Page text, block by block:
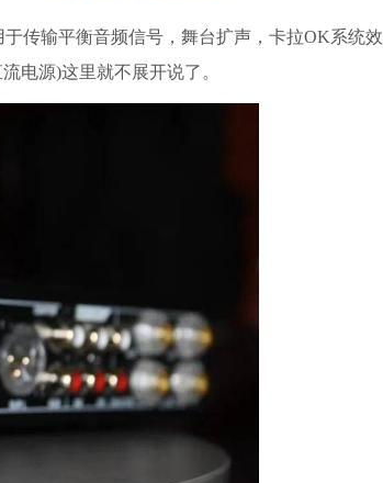
传输平衡音频信号，舞台扩声，卡拉OK系统效
电源)这里就不展开说了。